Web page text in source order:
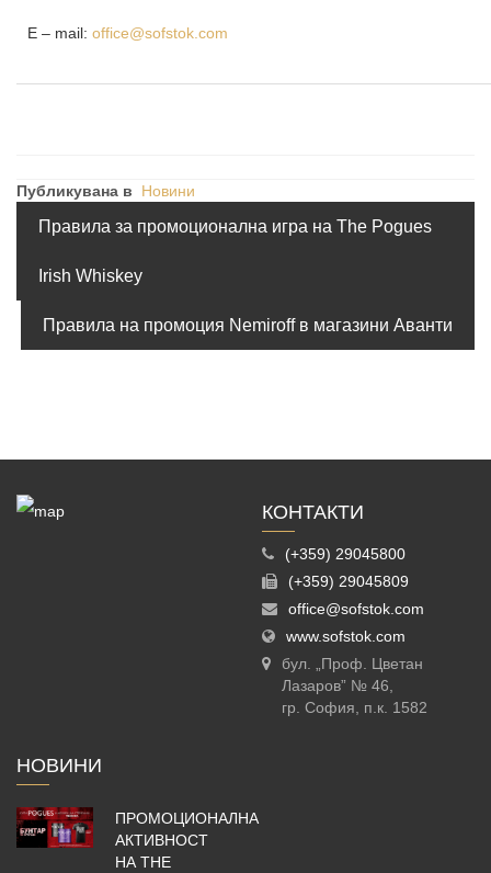
Е – mail: office@sofstok.com
Публикувана в Новини
Правила за промоционална игра на The Pogues
Irish Whiskey
Правила на промоция Nemiroff в магазини Аванти
КОНТАКТИ
(+359) 29045800
(+359) 29045809
office@sofstok.com
www.sofstok.com
бул. „Проф. Цветан
Лазаров” № 46,
гр. София, п.к. 1582
НОВИНИ
ПРОМОЦИОНАЛНА
АКТИВНОСТ
НА THE